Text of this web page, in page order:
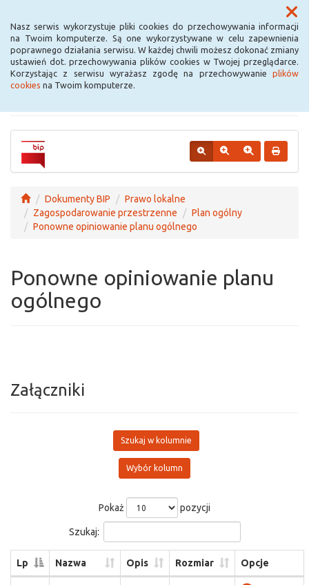
Nasz serwis wykorzystuje pliki cookies do przechowywania informacji
na Twoim komputerze. Są one wykorzystywane w celu zapewnienia
poprawnego działania serwisu. W każdej chwili możesz dokonać zmiany
ustawień dot. przechowywania plików cookies w Twojej przeglądarce.
Korzystając z serwisu wyrażasz zgodę na przechowywanie plików
cookies na Twoim komputerze.
Menu
Urząd Miejski w
Krośniewicach
Dokumenty BIP
Prawo lokalne
Zagospodarowanie przestrzenne
Plan ogólny
Ponowne opiniowanie planu ogólnego
Ponowne opiniowanie planu
ogólnego
Załączniki
Szukaj w kolumnie
Wybór kolumn
Pokaż pozycji
Szukaj:
Lp Nazwa Opis Rozmiar Opcje